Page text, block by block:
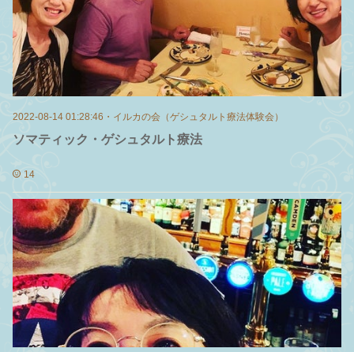
2022-08-14 01:28:46 ・ イルカの会（ゲシュタルト療法体験会）
ソマティック・ゲシュタルト療法
14